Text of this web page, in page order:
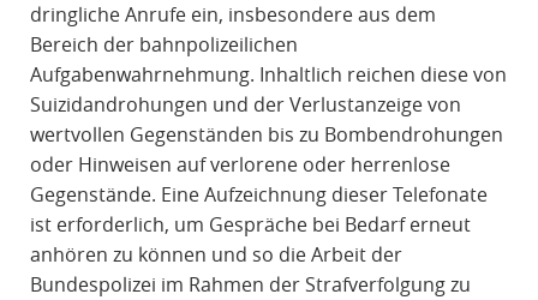
dringliche Anrufe ein, insbesondere aus dem
Bereich der bahnpolizeilichen
Aufgabenwahrnehmung. Inhaltlich reichen diese von
Suizidandrohungen und der Verlustanzeige von
wertvollen Gegenständen bis zu Bombendrohungen
oder Hinweisen auf verlorene oder herrenlose
Gegenstände. Eine Aufzeichnung dieser Telefonate
ist erforderlich, um Gespräche bei Bedarf erneut
anhören zu können und so die Arbeit der
Bundespolizei im Rahmen der Strafverfolgung zu